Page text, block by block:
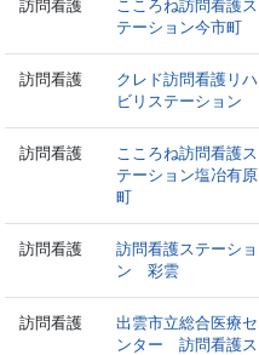
訪問看護
こころね訪問看護ス
テーション今市町
訪問看護
クレド訪問看護リハ
ビリステーション
訪問看護
こころね訪問看護ス
テーション塩冶有原
町
訪問看護
訪問看護ステーショ
ン 彩雲
訪問看護
出雲市立総合医療セ
ンター 訪問看護ス